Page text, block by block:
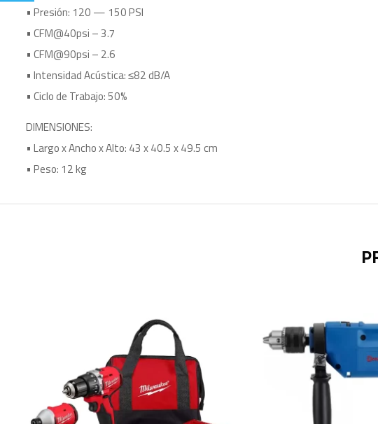
• Presión: 120 — 150 PSI
• CFM@40psi – 3.7
• CFM@90psi – 2.6
• Intensidad Acústica: ≤82 dB/A
• Ciclo de Trabajo: 50%
DIMENSIONES:
• Largo x Ancho x Alto: 43 x 40.5 x 49.5 cm
• Peso: 12 kg